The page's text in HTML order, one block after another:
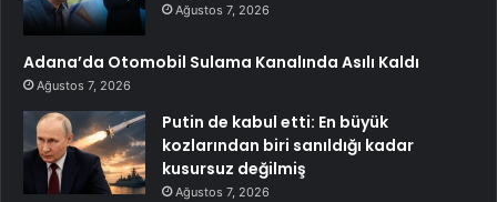
Ağustos 7, 2026
Adana’da Otomobil Sulama Kanalında Asılı Kaldı
Ağustos 7, 2026
Putin de kabul etti: En büyük
kozlarından biri sanıldığı kadar
kusursuz değilmiş
Ağustos 7, 2026